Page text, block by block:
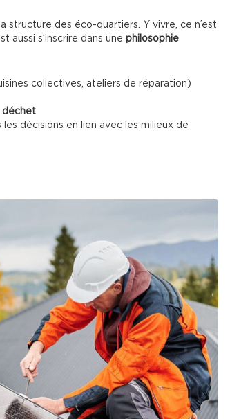
structure des éco-quartiers. Y vivre, ce n’est
aussi s’inscrire dans une philosophie
collectives, ateliers de réparation)
déchet
les décisions en lien avec les milieux de